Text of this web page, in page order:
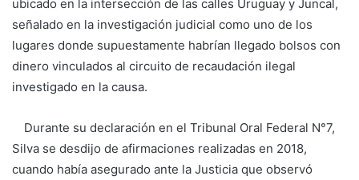
ubicado en la intersección de las calles Uruguay y Juncal,
señalado en la investigación judicial como uno de los
lugares donde supuestamente habrían llegado bolsos con
dinero vinculados al circuito de recaudación ilegal
investigado en la causa.
Durante su declaración en el Tribunal Oral Federal N°7,
Silva se desdijo de afirmaciones realizadas en 2018,
cuando había asegurado ante la Justicia que observó